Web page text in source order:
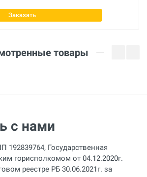
Заказать
товары
с нами
Государственная
горисполкомом от 04.12.2020г.
реестре РБ 30.06.2021г. за